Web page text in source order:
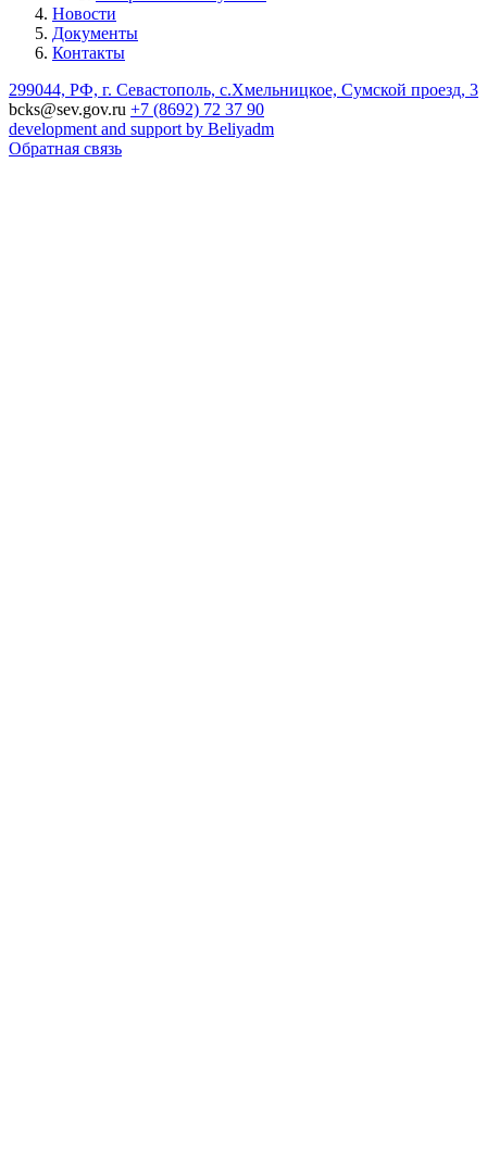
Новости
Документы
Контакты
299044, РФ, г. Севастополь, с.Хмельницкое, Сумской проезд, 3
bcks@sev.gov.ru +7 (8692) 72 37 90
development and support by Beliyadm
Обратная связь